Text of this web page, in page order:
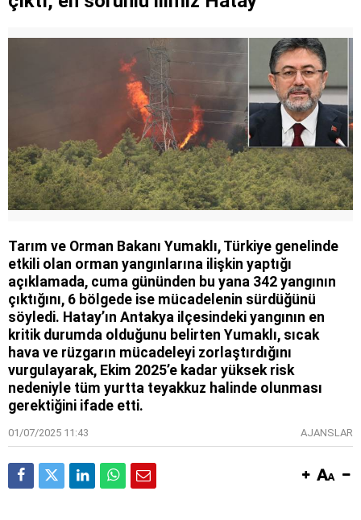
Tarım ve Orman Bakanı Yumaklı, Türkiye genelinde
etkili olan orman yangınlarına ilişkin yaptığı
açıklamada, cuma gününden bu yana 342 yangının
çıktığını, 6 bölgede ise mücadelenin sürdüğünü
söyledi. Hatay’ın Antakya ilçesindeki yangının en
kritik durumda olduğunu belirten Yumaklı, sıcak
hava ve rüzgarın mücadeleyi zorlaştırdığını
vurgulayarak, Ekim 2025’e kadar yüksek risk
nedeniyle tüm yurtta teyakkuz halinde olunması
gerektiğini ifade etti.
01/07/2025 11:43 AJANSLAR